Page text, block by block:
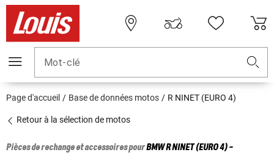
Mot-clé
Page d'accueil Base de données motos R NINET (EURO 4)
Retour à la sélection de motos
Pièces de rechange et accessoires pourBMWR NINET (EURO 4) -